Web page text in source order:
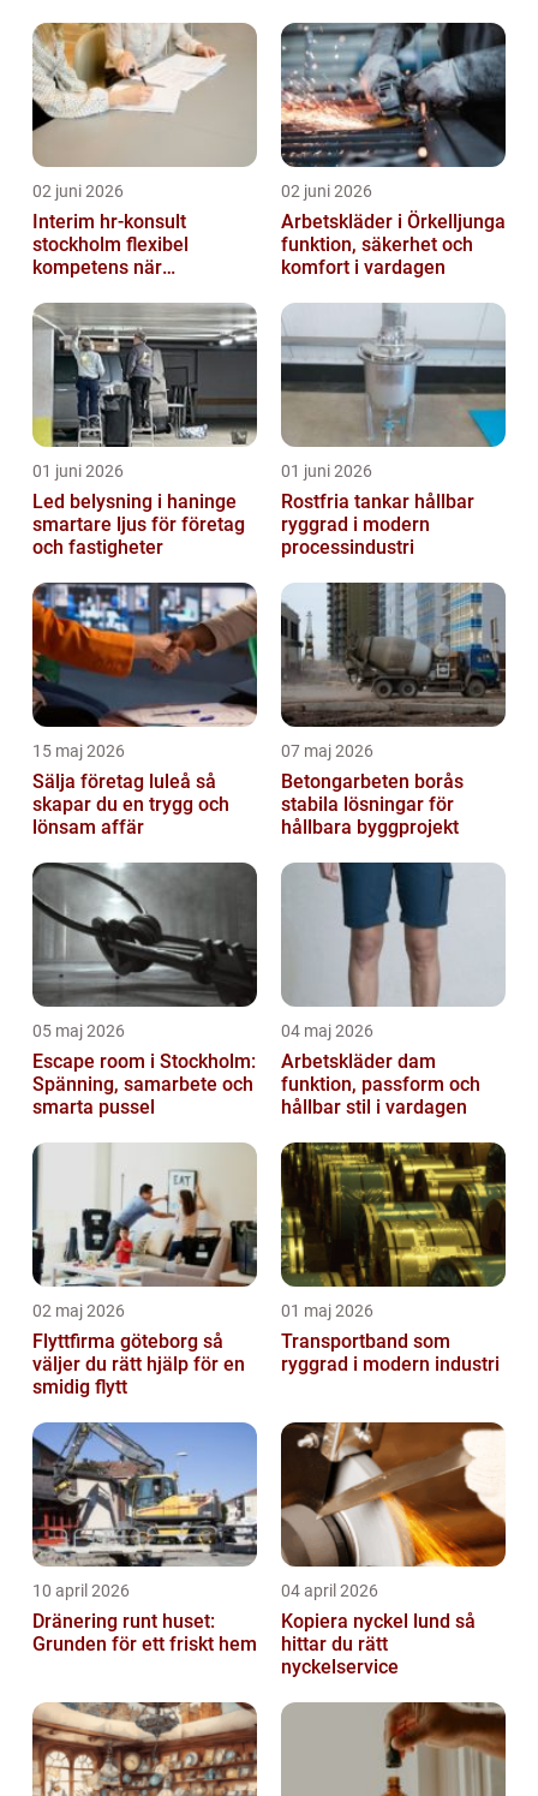
02 juni 2026
Interim hr-konsult
stockholm flexibel
kompetens när
02 juni 2026
Arbetskläder i Örkelljunga
funktion, säkerhet och
komfort i vardagen
01 juni 2026
Led belysning i haninge
smartare ljus för företag
och fastigheter
01 juni 2026
Rostfria tankar hållbar
ryggrad i modern
processindustri
15 maj 2026
Sälja företag luleå så
skapar du en trygg och
lönsam affär
07 maj 2026
Betongarbeten borås
stabila lösningar för
hållbara byggprojekt
05 maj 2026
Escape room i Stockholm:
Spänning, samarbete och
smarta pussel
04 maj 2026
Arbetskläder dam
funktion, passform och
hållbar stil i vardagen
02 maj 2026
Flyttfirma göteborg så
väljer du rätt hjälp för en
smidig flytt
01 maj 2026
Transportband som
ryggrad i modern industri
10 april 2026
Dränering runt huset:
Grunden för ett friskt hem
04 april 2026
Kopiera nyckel lund så
hittar du rätt
nyckelservice